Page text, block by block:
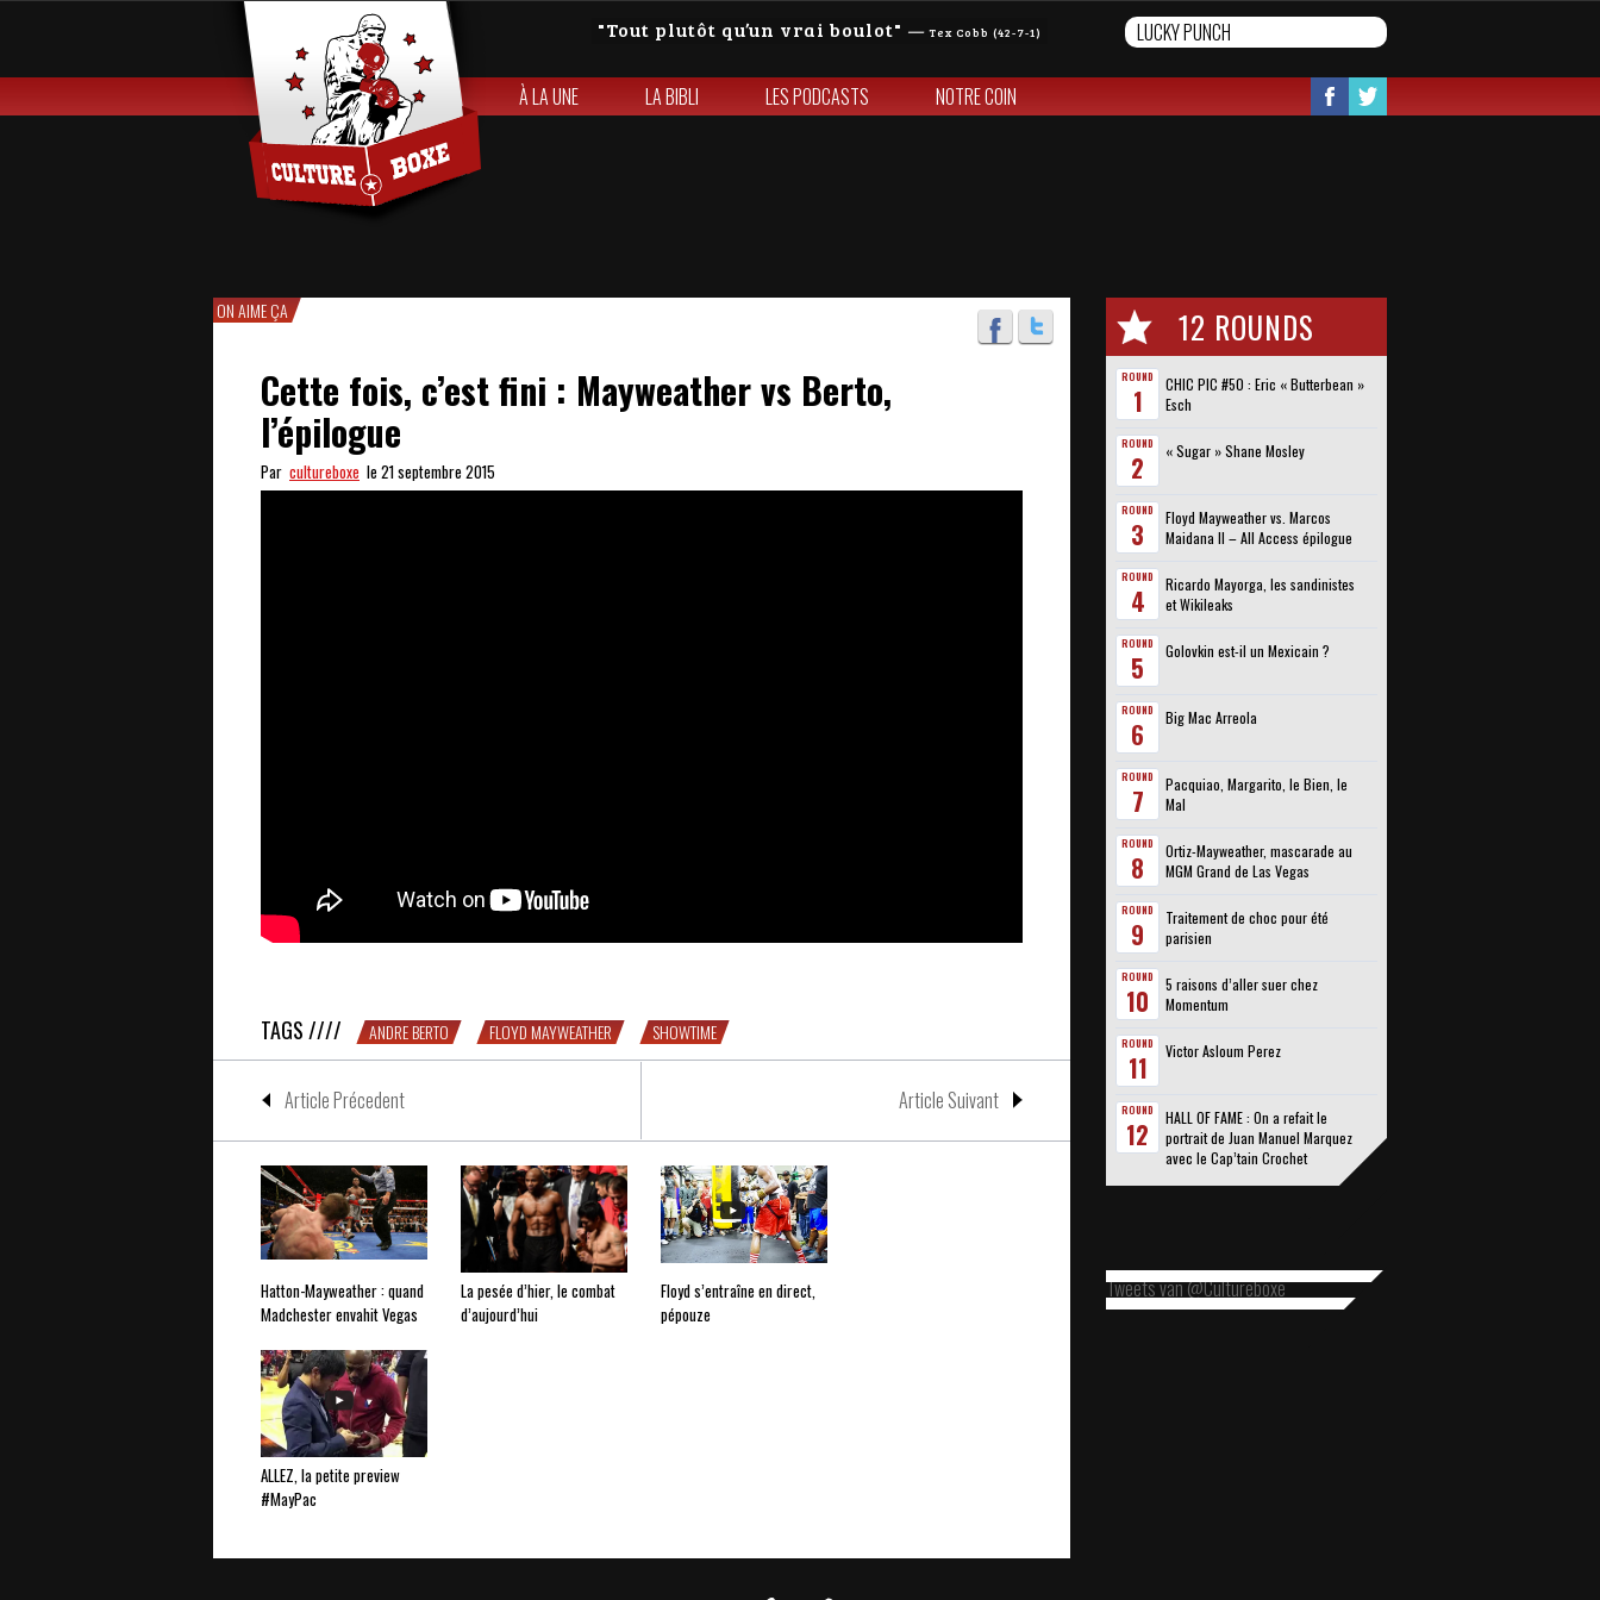
Tout plutôt qu’un vrai boulot — Tex Cobb (42-7-1)
À LA UNE LA BIBLI LES PODCASTS NOTRE COIN
12 ROUNDS
ROUND
1
CHIC PIC #50 : Eric « Butterbean »
Esch
ROUND
2 « Sugar » Shane Mosley
ROUND
3
Floyd Mayweather vs. Marcos
Maidana II – All Access épilogue
ROUND
4
Ricardo Mayorga, les sandinistes
et Wikileaks
ROUND
5 Golovkin est-il un Mexicain ?
ROUND
6 Big Mac Arreola
ROUND
7
Pacquiao, Margarito, le Bien, le
Mal
ROUND
8
Ortiz-Mayweather, mascarade au
MGM Grand de Las Vegas
ROUND
9
Traitement de choc pour été
parisien
ROUND
10
5 raisons d’aller suer chez
Momentum
ROUND
11 Victor Asloum Perez
ROUND
12
HALL OF FAME : On a refait le
portrait de Juan Manuel Marquez
avec le Cap’tain Crochet
Tweets van @Cultureboxe
ON AIME ÇA
Cette fois, c’est fini : Mayweather vs Berto,
l’épilogue
Par cultureboxe le 21 septembre 2015
TAGS //// ANDRE BERTO FLOYD MAYWEATHER SHOWTIME
Article Précedent Article Suivant
Hatton-Mayweather : quand
Madchester envahit Vegas
La pesée d’hier, le combat
d’aujourd’hui
Floyd s’entraîne en direct,
pépouze
ALLEZ, la petite preview
#MayPac